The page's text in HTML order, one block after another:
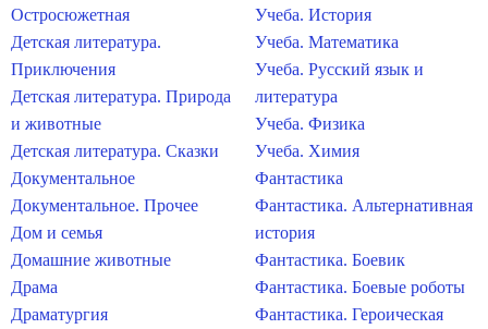
Остросюжетная
Детская литература.
Приключения
Детская литература. Природа
и животные
Детская литература. Сказки
Документальное
Документальное. Прочее
Дом и семья
Домашние животные
Драма
Драматургия
Учеба. История
Учеба. Математика
Учеба. Русский язык и
литература
Учеба. Физика
Учеба. Химия
Фантастика
Фантастика. Альтернативная
история
Фантастика. Боевик
Фантастика. Боевые роботы
Фантастика. Героическая